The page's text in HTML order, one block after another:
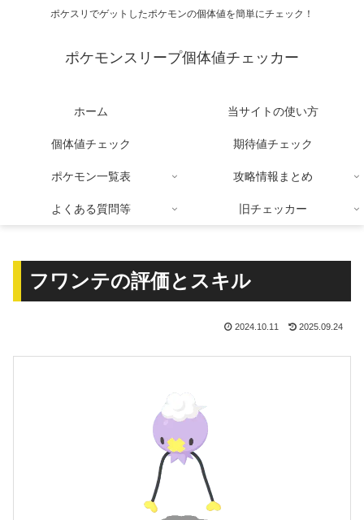
ポケスリでゲットしたポケモンの個体値を簡単にチェック！
ポケモンスリープ個体値チェッカー
ホーム 当サイトの使い方
個体値チェック 期待値チェック
ポケモン一覧表 攻略情報まとめ
よくある質問等 旧チェッカー
フワンテの評価とスキル
2024.10.11 2025.09.24